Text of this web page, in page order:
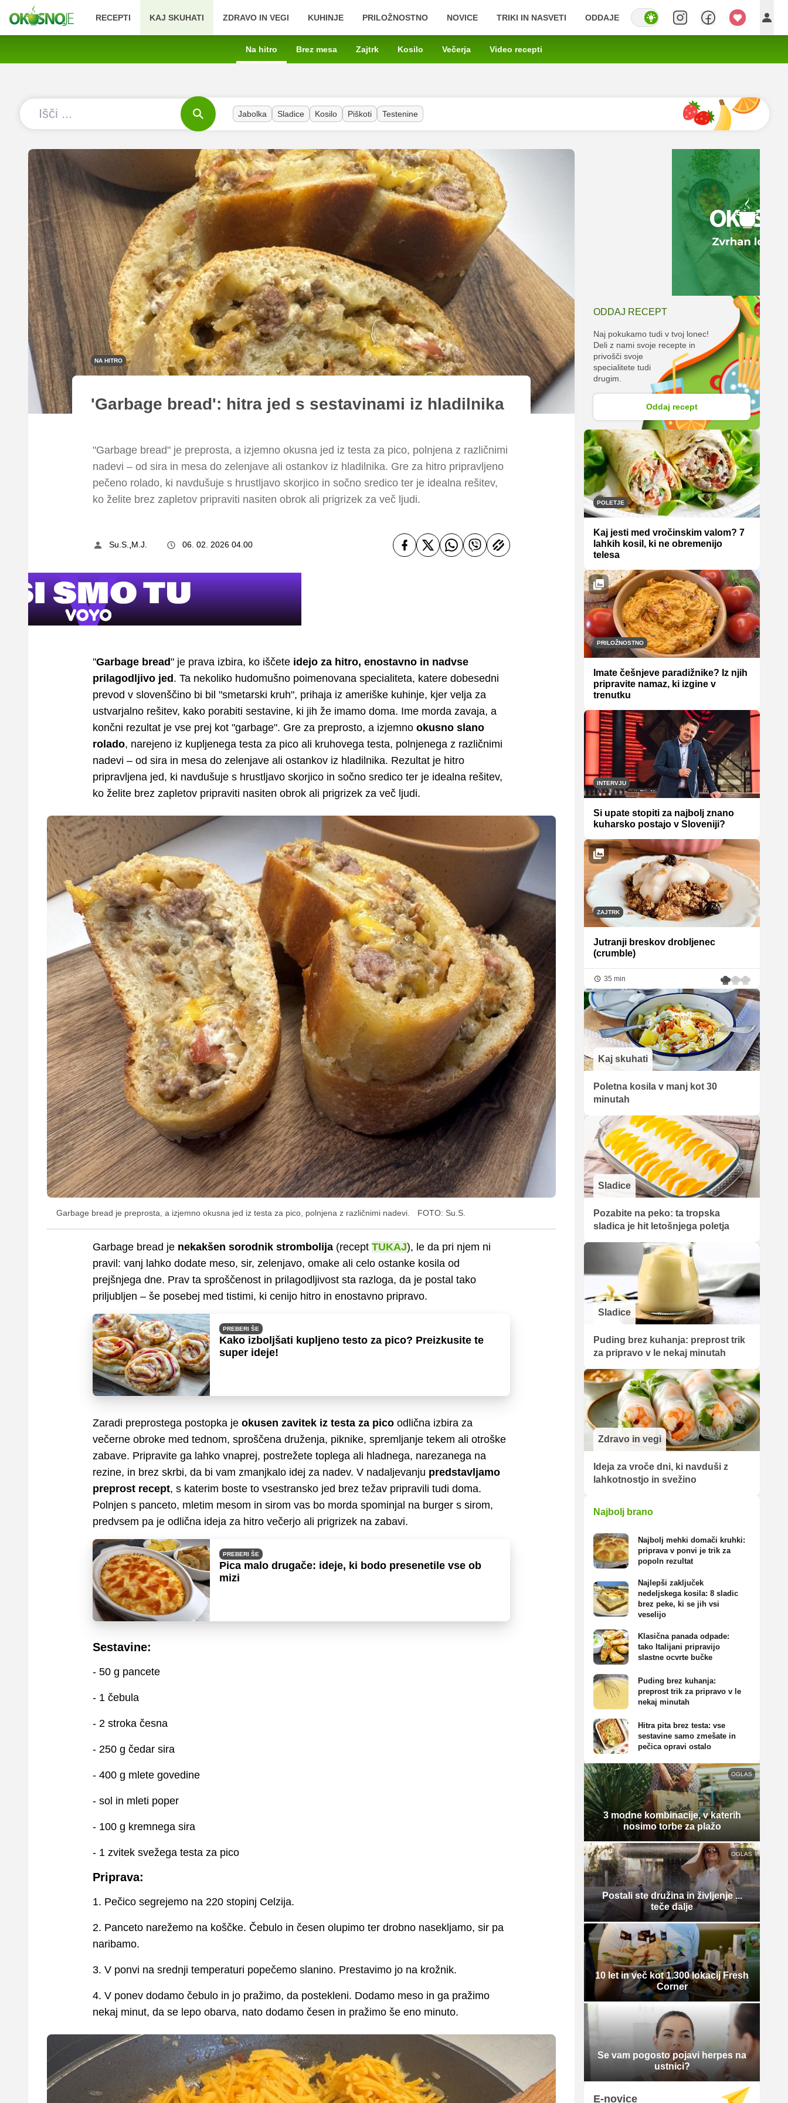
RECEPTI KAJ SKUHATI ZDRAVO IN VEGI KUHINJE PRILOŽNOSTNO NOVICE TRIKI IN NASVETI ODDAJE
Na hitro Brez mesa Zajtrk Kosilo Večerja Video recepti
Jabolka Sladice Kosilo Piškoti Testenine
NA HITRO
'Garbage bread': hitra jed s sestavinami iz hladilnika
"Garbage bread" je preprosta, a izjemno okusna jed iz testa za pico, polnjena z različnimi
nadevi – od sira in mesa do zelenjave ali ostankov iz hladilnika. Gre za hitro pripravljeno
pečeno rolado, ki navdušuje s hrustljavo skorjico in sočno sredico ter je idealna rešitev,
ko želite brez zapletov pripraviti nasiten obrok ali prigrizek za več ljudi.
Su.S.,M.J. 06. 02. 2026 04.00
"Garbage bread" je prava izbira, ko iščete idejo za hitro, enostavno in nadvse
prilagodljivo jed . Ta nekoliko hudomušno poimenovana specialiteta, katere dobesedni
prevod v slovenščino bi bil "smetarski kruh", prihaja iz ameriške kuhinje, kjer velja za
ustvarjalno rešitev, kako porabiti sestavine, ki jih že imamo doma. Ime morda zavaja, a
končni rezultat je vse prej kot "garbage". Gre za preprosto, a izjemno okusno slano
rolado, narejeno iz kupljenega testa za pico ali kruhovega testa, polnjenega z različnimi
nadevi – od sira in mesa do zelenjave ali ostankov iz hladilnika. Rezultat je hitro
pripravljena jed, ki navdušuje s hrustljavo skorjico in sočno sredico ter je idealna rešitev,
ko želite brez zapletov pripraviti nasiten obrok ali prigrizek za več ljudi.
Garbage bread je preprosta, a izjemno okusna jed iz testa za pico, polnjena z različnimi nadevi. FOTO: Su.S.
Garbage bread je nekakšen sorodnik strombolija (recept TUKAJ), le da pri njem ni
pravil: vanj lahko dodate meso, sir, zelenjavo, omake ali celo ostanke kosila od
prejšnjega dne. Prav ta sproščenost in prilagodljivost sta razloga, da je postal tako
priljubljen – še posebej med tistimi, ki cenijo hitro in enostavno pripravo.
PREBERI ŠE
Kako izboljšati kupljeno testo za pico? Preizkusite te
super ideje!
Zaradi preprostega postopka je okusen zavitek iz testa za pico odlična izbira za
večerne obroke med tednom, sproščena druženja, piknike, spremljanje tekem ali otroške
zabave. Pripravite ga lahko vnaprej, postrežete toplega ali hladnega, narezanega na
rezine, in brez skrbi, da bi vam zmanjkalo idej za nadev. V nadaljevanju predstavljamo
preprost recept, s katerim boste to vsestransko jed brez težav pripravili tudi doma.
Polnjen s panceto, mletim mesom in sirom vas bo morda spominjal na burger s sirom,
predvsem pa je odlična ideja za hitro večerjo ali prigrizek na zabavi.
PREBERI ŠE
Pica malo drugače: ideje, ki bodo presenetile vse ob
mizi
Sestavine:
- 50 g pancete
- 1 čebula
- 2 stroka česna
- 250 g čedar sira
- 400 g mlete govedine
- sol in mleti poper
- 100 g kremnega sira
- 1 zvitek svežega testa za pico
Priprava:
1. Pečico segrejemo na 220 stopinj Celzija.
2. Panceto narežemo na koščke. Čebulo in česen olupimo ter drobno nasekljamo, sir pa
naribamo.
3. V ponvi na srednji temperaturi popečemo slanino. Prestavimo jo na krožnik.
4. V ponev dodamo čebulo in jo pražimo, da postekleni. Dodamo meso in ga pražimo
nekaj minut, da se lepo obarva, nato dodamo česen in pražimo še eno minuto.
ODDAJ RECEPT
Naj pokukamo tudi v tvoj lonec!
Deli z nami svoje recepte in
privošči svoje
specialitete tudi
drugim.
Oddaj recept
POLETJE
Kaj jesti med vročinskim valom? 7
lahkih kosil, ki ne obremenijo
telesa
PRILOŽNOSTNO
Imate češnjeve paradižnike? Iz njih
pripravite namaz, ki izgine v
trenutku
INTERVJU
Si upate stopiti za najbolj znano
kuharsko postajo v Sloveniji?
ZAJTRK
Jutranji breskov drobljenec
(crumble)
35 min
Kaj skuhati
Poletna kosila v manj kot 30
minutah
Sladice
Pozabite na peko: ta tropska
sladica je hit letošnjega poletja
Sladice
Puding brez kuhanja: preprost trik
za pripravo v le nekaj minutah
Zdravo in vegi
Ideja za vroče dni, ki navduši z
lahkotnostjo in svežino
Najbolj brano
Najbolj mehki domači kruhki:
priprava v ponvi je trik za
popoln rezultat
Najlepši zaključek
nedeljskega kosila: 8 sladic
brez peke, ki se jih vsi
veselijo
Klasična panada odpade:
tako Italijani pripravijo
slastne ocvrte bučke
Puding brez kuhanja:
preprost trik za pripravo v le
nekaj minutah
Hitra pita brez testa: vse
sestavine samo zmešate in
pečica opravi ostalo
OGLAS
3 modne kombinacije, v katerih
nosimo torbe za plažo
OGLAS
Postali ste družina in življenje ...
teče dalje
10 let in več kot 1.300 lokacij Fresh
Corner
Se vam pogosto pojavi herpes na
ustnici?
E-novice